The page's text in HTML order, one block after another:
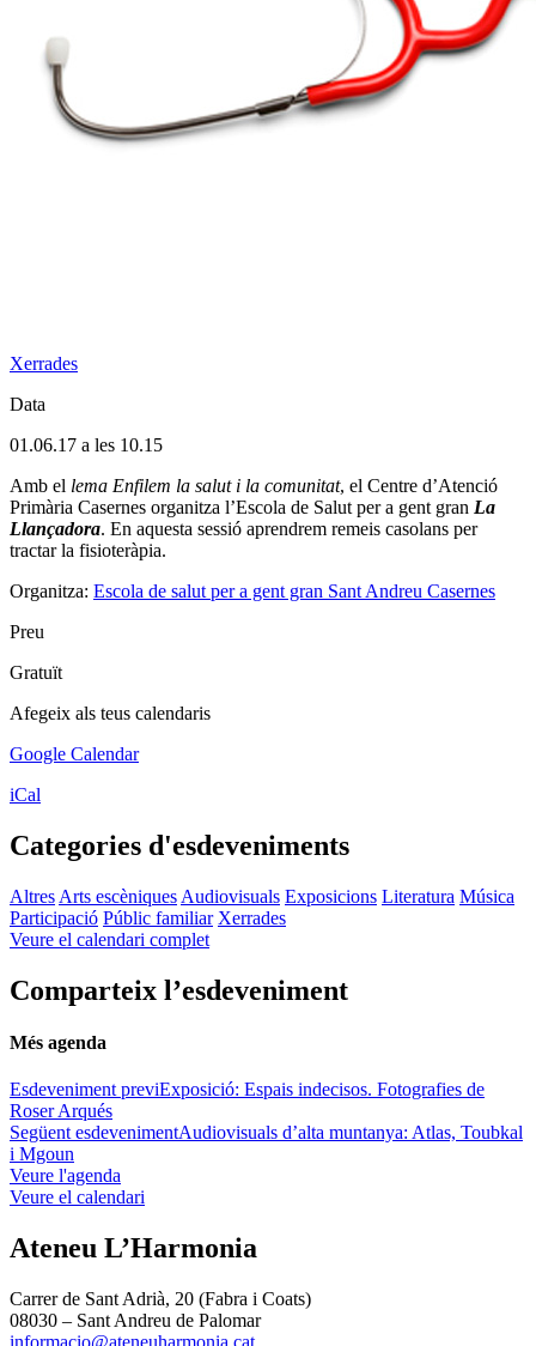
Xerrades
Data
01.06.17 a les 10.15
Amb el lema Enfilem la salut i la comunitat, el Centre d’Atenció
Primària Casernes organitza l’Escola de Salut per a gent gran La
Llançadora. En aquesta sessió aprendrem remeis casolans per
tractar la fisioteràpia.
Organitza: Escola de salut per a gent gran Sant Andreu Casernes
Preu
Gratuït
Afegeix als teus calendaris
Google Calendar
iCal
Categories d'esdeveniments
Altres Arts escèniques Audiovisuals Exposicions Literatura Música
Participació Públic familiar Xerrades
Veure el calendari complet
Comparteix l’esdeveniment
Més agenda
Esdeveniment previExposició: Espais indecisos. Fotografies de
Roser Arqués
Següent esdevenimentAudiovisuals d’alta muntanya: Atlas, Toubkal
i Mgoun
Veure l'agenda
Veure el calendari
Ateneu L’Harmonia
Carrer de Sant Adrià, 20 (Fabra i Coats)
08030 – Sant Andreu de Palomar
informacio@ateneuharmonia.cat